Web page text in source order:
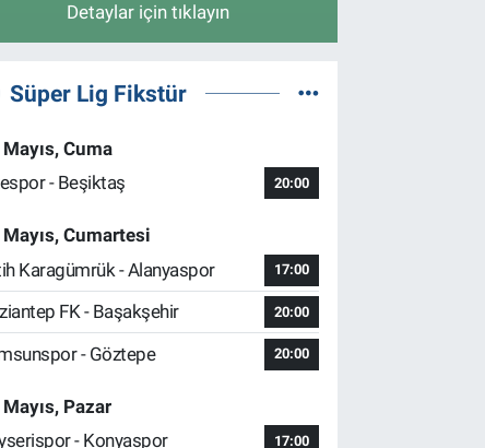
Detaylar için tıklayın
Süper Lig Fikstür
Cuma
- Beşiktaş
20:00
Cumartesi
Karagümrük - Alanyaspor
17:00
FK - Başakşehir 20:00
- Göztepe 20:00
Pazar
- Konyaspor
17:00